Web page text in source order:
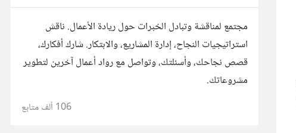
مجتمع لمناقشة وتبادل الخبرات حول ريادة الأعمال. ناقش
استراتيجيات النجاح، إدارة المشاريع، والابتكار. شارك أفكارك،
قصص نجاحك، وأسئلتك، وتواصل مع رواد أعمال آخرين لتطوير
مشروعاتك.
106 ألف متابع